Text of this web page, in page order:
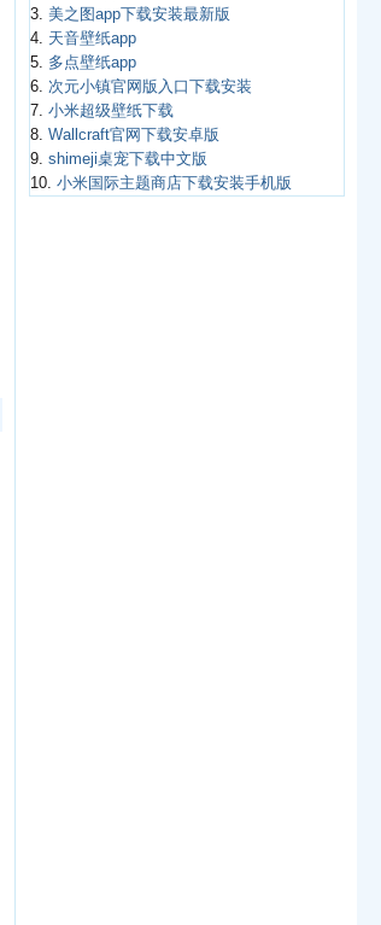
3. 美之图app下载安装最新版
4. 天音壁纸app
5. 多点壁纸app
6. 次元小镇官网版入口下载安装
7. 小米超级壁纸下载
8. Wallcraft官网下载安卓版
9. shimeji桌宠下载中文版
10. 小米国际主题商店下载安装手机版